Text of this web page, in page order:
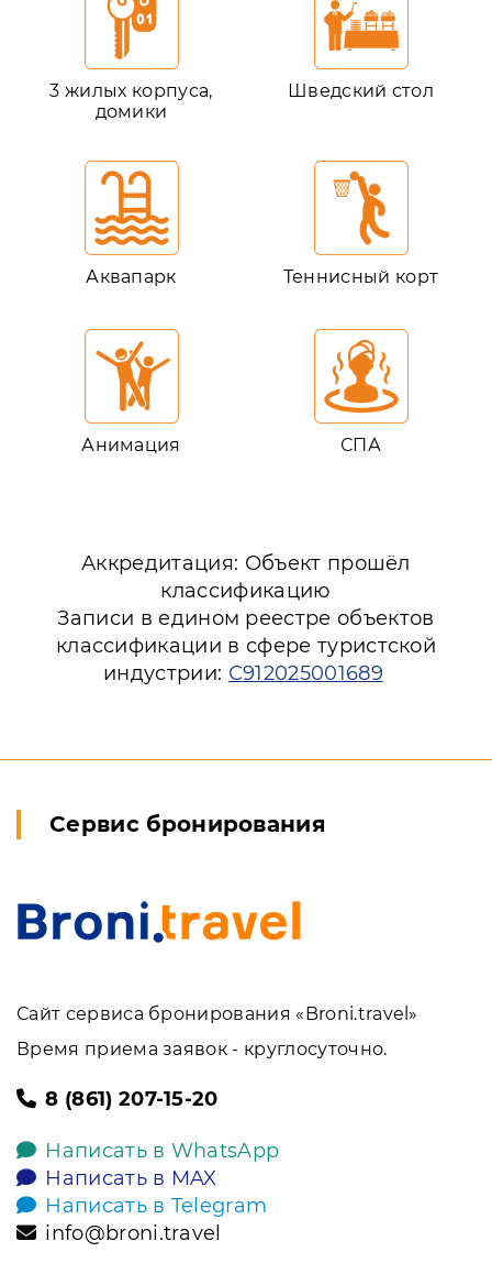
3 жилых корпуса,
домики
Шведский стол
Аквапарк Теннисный корт
Анимация СПА
Аккредитация: Объект прошёл
классификацию
Записи в едином реестре объектов
классификации в сфере туристской
индустрии: С912025001689
Сервис бронирования
Сайт сервиса бронирования «Broni.travel»
Время приема заявок - круглосуточно.
8 (861) 207-15-20
Написать в WhatsApp
Написать в MAX
Написать в Telegram
info@broni.travel